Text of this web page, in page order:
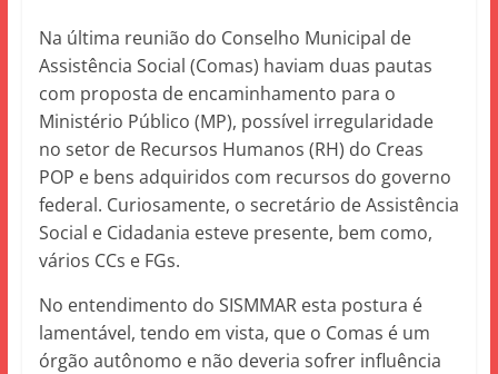
Na última reunião do Conselho Municipal de
Assistência Social (Comas) haviam duas pautas
com proposta de encaminhamento para o
Ministério Público (MP), possível irregularidade
no setor de Recursos Humanos (RH) do Creas
POP e bens adquiridos com recursos do governo
federal. Curiosamente, o secretário de Assistência
Social e Cidadania esteve presente, bem como,
vários CCs e FGs.
No entendimento do SISMMAR esta postura é
lamentável, tendo em vista, que o Comas é um
órgão autônomo e não deveria sofrer influência